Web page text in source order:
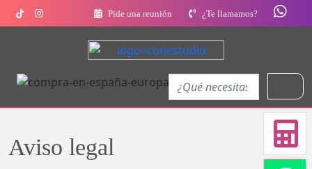
Pide una reunión ¿Te llamamos?
Aviso legal